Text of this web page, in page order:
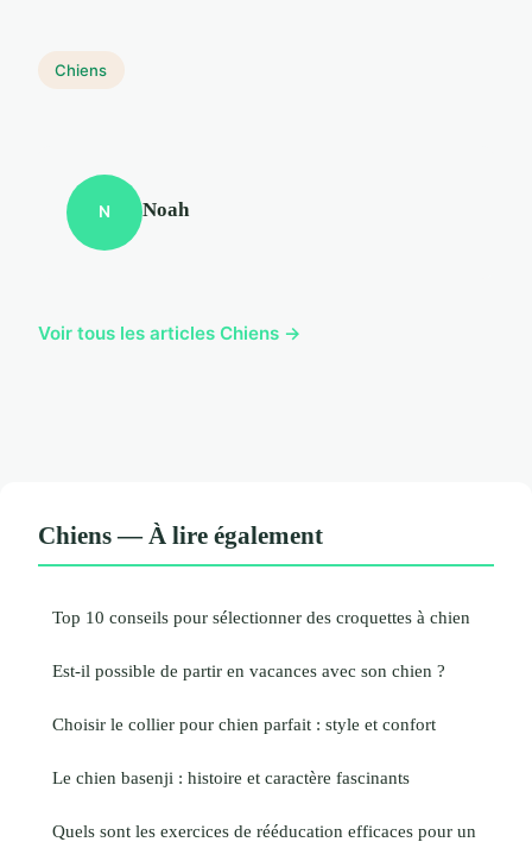
Chiens
N Noah
Voir tous les articles Chiens →
Chiens — À lire également
Top 10 conseils pour sélectionner des croquettes à chien
Est-il possible de partir en vacances avec son chien ?
Choisir le collier pour chien parfait : style et confort
Le chien basenji : histoire et caractère fascinants
Quels sont les exercices de rééducation efficaces pour un